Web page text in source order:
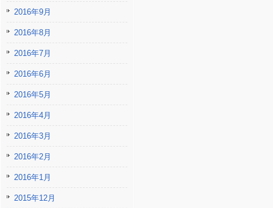
2016年9月
2016年8月
2016年7月
2016年6月
2016年5月
2016年4月
2016年3月
2016年2月
2016年1月
2015年12月